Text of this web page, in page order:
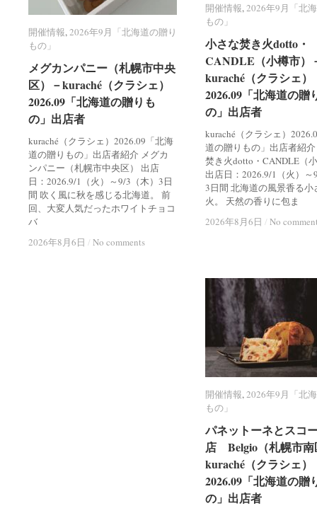
開催情報,2026年9月「北
もの」
小さな焚き火dotto・
CANDLE（小樽市）
kuraché（クラシェ）
2026.09「北海道の贈
の」出店者
kuraché（クラシェ）
道の贈りもの」出店者紹
焚き火dotto・CANDLE（
出店日：2026.9/1（火）～
3日間 北海道の風景香る小
火。 天然の香りに包ま
2026年8月6日 / No
開催情報 2026年9月「北
もの」
小さな焚き火dotto・
CANDLE（小樽市）
kuraché（クラシェ）
2026.09「北海道の贈
の」出店者
2026年8月6日 / No
開催情報,2026年9月「北海道の贈り
もの」
メグカンパニー（札幌市中央
区）－kuraché（クラシェ）
2026.09「北海道の贈りも
の」出店者
kuraché（クラシェ）2026.09「北海
道の贈りもの」出店者紹介 メグカ
ンパニー（札幌市中央区） 出店
日：2026.9/1（火）～9/3（木）3日
間 吹く風に秋を感じる北海道。 前
回、大変人気だったホワイトチョコ
バ
2026年8月6日 / No comments
開催情報 2026年9月「北海道の贈り
もの」
メグカンパニー（札幌市中央
区）－kuraché（クラシェ）
2026.09「北海道の贈りも
の」出店者
2026年8月6日 / No comments
開催情報,2026年9月「北
もの」
パネットーネとスコ
店 Belgio（札幌市南
kuraché（クラシェ）
2026.09「北海道の贈
の」出店者
開催情報 2026年9月「北
もの」
パネットーネとスコ
店 Belgio（札幌市南
kuraché（クラシェ）
2026.09「北海道の贈
の」出店者